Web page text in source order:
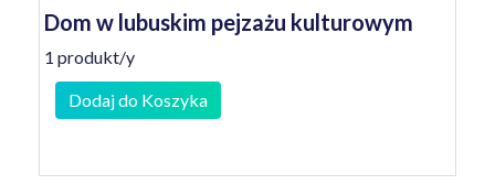
Dom w lubuskim pejzażu kulturowym
1 produkt/y
Dodaj do Koszyka